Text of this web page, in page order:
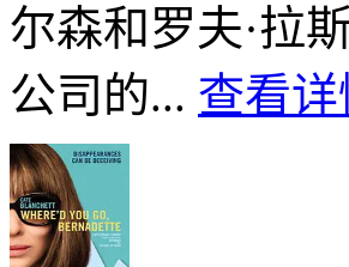
尔森和罗夫·拉
公司的... 查看详